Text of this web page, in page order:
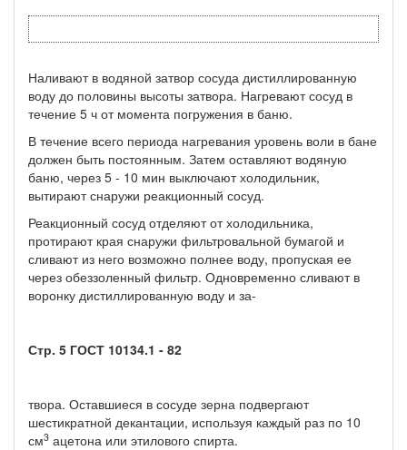
Наливают в водяной затвор сосуда дистиллированную
воду до половины высоты затвора. Нагревают сосуд в
течение 5 ч от момента погружения в баню.
В течение всего периода нагревания уровень воли в бане
должен быть постоянным. Затем оставляют водяную
баню, через 5 - 10 мин выключают холодильник,
вытирают снаружи реакционный сосуд.
Реакционный сосуд отделяют от холодильника,
протирают края снаружи фильтровальной бумагой и
сливают из него возможно полнее воду, пропуская ее
через обеззоленный фильтр. Одновременно сливают в
воронку дистиллированную воду и за-
Стр. 5 ГОСТ 10134.1 - 82
твора. Оставшиеся в сосуде зерна подвергают
шестикратной декантации, используя каждый раз по 10
см3 ацетона или этилового спирта.